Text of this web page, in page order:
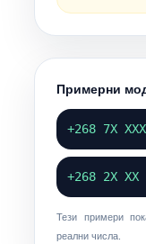
Примерни
+268 7X
+268 2X XX
Тези примери
реални числа.